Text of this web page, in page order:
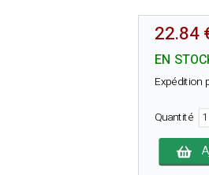
22.84
EN
Expédition
Quantité